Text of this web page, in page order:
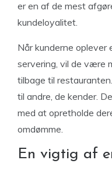
er en af de mest
kundeloyalitet.
Når kunderne
servering, vil de være
tilbage til
til andre, de kender.
med at opretholde
omdømme.
En vigtig af